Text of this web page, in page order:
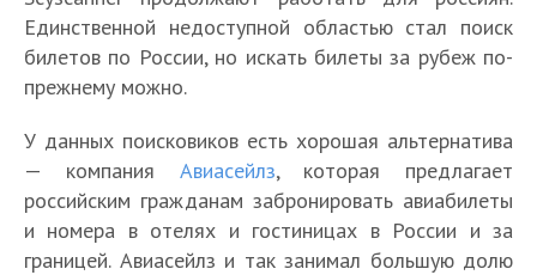
Единственной недоступной областью стал поиск
билетов по России, но искать билеты за рубеж по-
прежнему можно.
У данных поисковиков есть хорошая альтернатива
— компания Авиасейлз, которая предлагает
российским гражданам забронировать авиабилеты
и номера в отелях и гостиницах в России и за
границей. Авиасейлз и так занимал большую долю